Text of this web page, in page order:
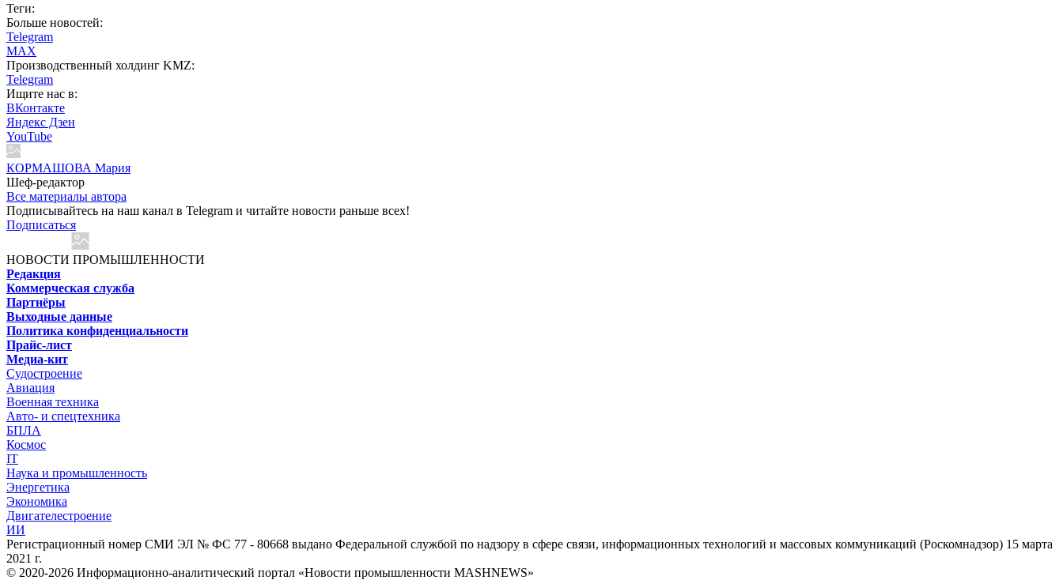
Теги:
Больше новостей:
Telegram
MAX
Производственный холдинг KMZ:
Telegram
Ищите нас в:
ВКонтакте
Яндекс Дзен
YouTube
КОРМАШОВА Мария
Шеф-редактор
Все материалы автора
Подписывайтесь на наш канал в Telegram и читайте новости раньше всех!
Подписаться
НОВОСТИ ПРОМЫШЛЕННОСТИ
Редакция
Коммерческая служба
Партнёры
Выходные данные
Политика конфиденциальности
Прайс-лист
Медиа-кит
Судостроение
Авиация
Военная техника
Авто- и спецтехника
БПЛА
Космос
IT
Наука и промышленность
Энергетика
Экономика
Двигателестроение
ИИ
Регистрационный номер СМИ ЭЛ № ФС 77 - 80668 выдано Федеральной службой по надзору в сфере связи, информационных технологий и массовых коммуникаций (Роскомнадзор) 15 марта
2021 г.
© 2020-2026 Информационно-аналитический портал «Новости промышленности MASHNEWS»